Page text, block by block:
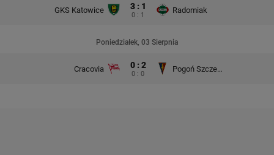
GKS Katowice 3 : 1
0 : 1
Radomiak
Poniedziałek, 03 Sierpnia
Cracovia 0 : 2
0 : 0
Pogoń Szczecin